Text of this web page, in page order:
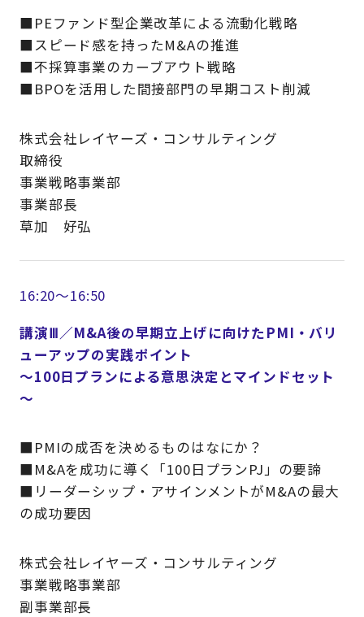
■PEファンド型企業改革による流動化戦略
■スピード感を持ったM&Aの推進
■不採算事業のカーブアウト戦略
■BPOを活用した間接部門の早期コスト削減
株式会社レイヤーズ・コンサルティング
取締役
事業戦略事業部
事業部長
草加 好弘
16:20～16:50
講演Ⅲ／M&A後の早期立上げに向けたPMI・バリ
ューアップの実践ポイント
～100日プランによる意思決定とマインドセット
～
■PMIの成否を決めるものはなにか？
■M&Aを成功に導く「100日プランPJ」の要諦
■リーダーシップ・アサインメントがM&Aの最大
の成功要因
株式会社レイヤーズ・コンサルティング
事業戦略事業部
副事業部長